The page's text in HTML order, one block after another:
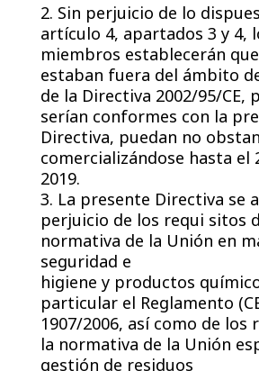
2. Sin perjuicio de lo
artículo 4, apartados 3 y 4,
miembros establecerán que
estaban fuera del ámbito
de la Directiva 2002/95/CE,
serían conformes con la
Directiva, puedan no
comercializándose hasta el
2019.
3. La presente Directiva se
perjuicio de los requi sitos
normativa de la Unión en
seguridad e
higiene y productos
particular el Reglamento
1907/2006, así como de los
la normativa de la Unión
gestión de residuos